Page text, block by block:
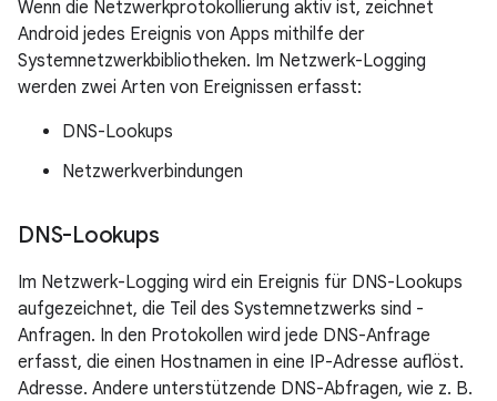
Wenn die Netzwerkprotokollierung aktiv ist, zeichnet
Android jedes Ereignis von Apps mithilfe der
Systemnetzwerkbibliotheken. Im Netzwerk-Logging
werden zwei Arten von Ereignissen erfasst:
DNS-Lookups
Netzwerkverbindungen
DNS-Lookups
Im Netzwerk-Logging wird ein Ereignis für DNS-Lookups
aufgezeichnet, die Teil des Systemnetzwerks sind -
Anfragen. In den Protokollen wird jede DNS-Anfrage
erfasst, die einen Hostnamen in eine IP-Adresse auflöst.
Adresse. Andere unterstützende DNS-Abfragen, wie z. B.